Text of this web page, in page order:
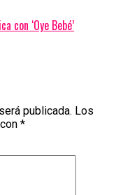
con ‘Oye Bebé’
publicada. Los
*